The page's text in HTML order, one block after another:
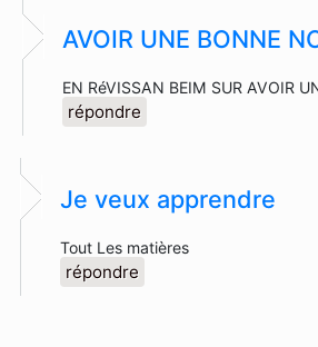
AVOIR UNE BONNE
EN RéVISSAN BEIM SUR AVOIR
répondre
Je veux apprendre
Tout Les matières
répondre